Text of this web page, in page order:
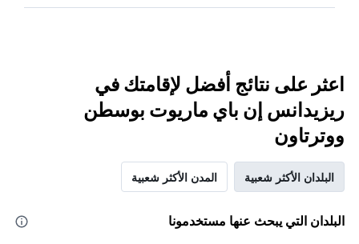
اعثر على نتائج أفضل لإقامتك في
ريزيدانس إن باي ماريوت بوسطن
ووترتاون
البلدان الأكثر شعبية المدن الأكثر شعبية
البلدان التي يبحث عنها مستخدمونا